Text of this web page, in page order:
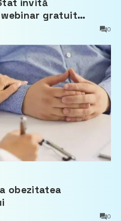
invită
gratuit
pe bunurile
0
obezitatea
0